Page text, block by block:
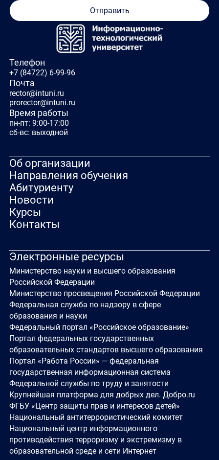
Телефон
+7 (84722) 6-99-96
Почта
rector@intuni.ru
prorector@intuni.ru
Время работы
пн-пт: 9:00-17:00
сб-вс: выходной
Об организации
Направления обучения
Абитуриенту
Новости
Курсы
Контакты
Электронные ресурсы
Министерство науки и высшего образования
Российской Федерации
Министерство просвещения Российской Федерации
Федеральная служба по надзору в сфере
образования и науки
Федеральный портал «Российское образование»
Портал федеральных государственных
образовательных стандартов высшего образования
Портал «Работа России» — федеральная
государственная информационная система
Федеральной службы по труду и занятости
Крупнейшая платформа для добрых дел. Добро.ru
ФГБУ «Центр защиты прав и интересов детей»
Национальный антитеррористический комитет
Национальный центр информационного
противодействия терроризму и экстремизму в
образовательной среде и сети Интернет
Отправить